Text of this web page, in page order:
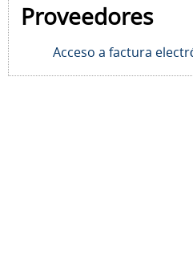
Proveedores
Acceso a factura